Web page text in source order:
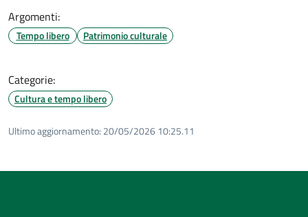
Argomenti:
Tempo libero Patrimonio culturale
Categorie:
Cultura e tempo libero
Ultimo aggiornamento: 20/05/2026 10:25.11